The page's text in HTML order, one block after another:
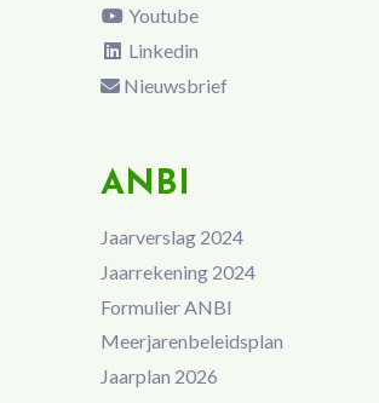
Youtube
Linkedin
Nieuwsbrief
ANBI
Jaarverslag 2024
Jaarrekening 2024
Formulier ANBI
Meerjarenbeleidsplan
Jaarplan 2026